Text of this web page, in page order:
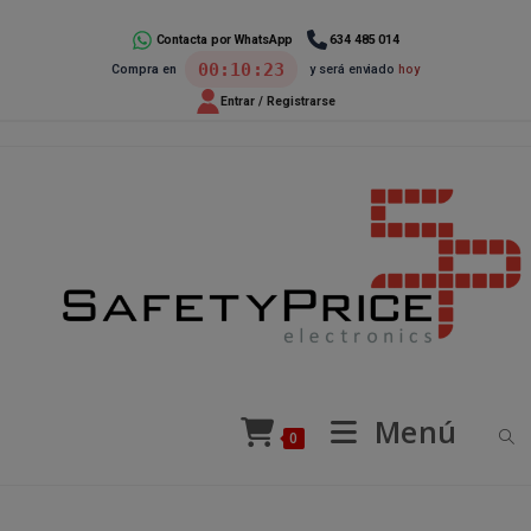
Contacta por WhatsApp
634 485 014
Compra en
00:10:23 y será enviado hoy
Entrar / Registrarse
0 Menú